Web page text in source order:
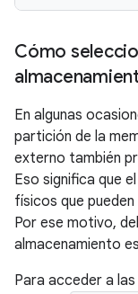
Cómo
En algunas
partición de la
externo también
Eso significa que
físicos que
Por ese motivo,
almacenamiento
Para acceder a